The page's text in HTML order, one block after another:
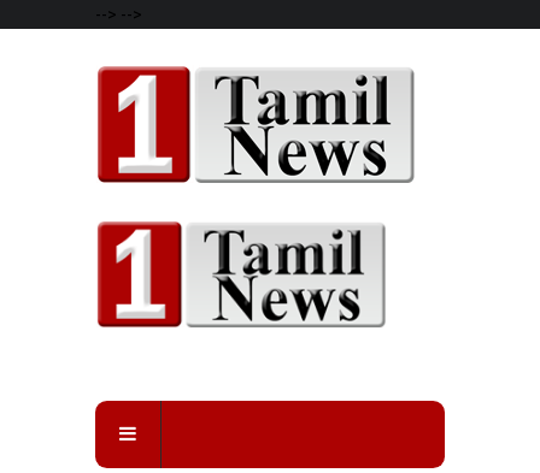
--> -->